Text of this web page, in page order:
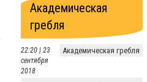
Академическая
гребля
Академическая гребля
22:20 | 23
сентября
2018